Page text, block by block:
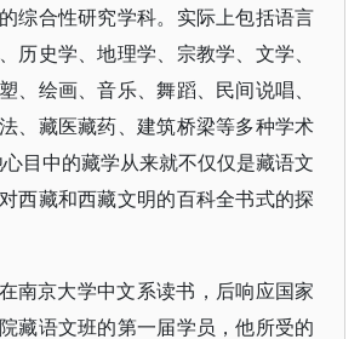
综合性研究学科。实际上包括语言
历史学、地理学、宗教学、文学、
、绘画、音乐、舞蹈、民间说唱、
、藏医藏药、建筑桥梁等多种学术
目中的藏学从来就不仅仅是藏语文
西藏和西藏文明的百科全书式的探
南京大学中文系读书，后响应国家
藏语文班的第一届学员，他所受的